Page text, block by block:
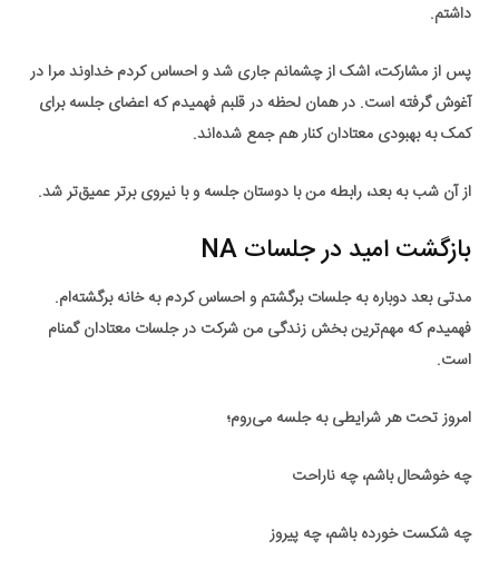
داشتم.
پس از مشارکت، اشک از چشمانم جاری شد و احساس کردم خداوند مرا در
آغوش گرفته است. در همان لحظه در قلبم فهمیدم که اعضای جلسه برای
کمک بهبهبودی معتادانکنار هم جمع شده‌اند.
از آن شب به بعد، رابطه من با دوستان جلسه و با نیروی برترعمیق‌تر شد.
بازگشت امید در جلسات NA
مدتی بعد دوباره به جلسات برگشتم و احساس کردم به خانه برگشته‌ام.
فهمیدم که مهم‌ترین بخش زندگی من شرکت درجلسات معتادان گمنام
است.
امروز تحت هر شرایطی به جلسه می‌روم؛
چه خوشحال باشم، چه ناراحت
چه شکست خورده باشم، چه پیروز